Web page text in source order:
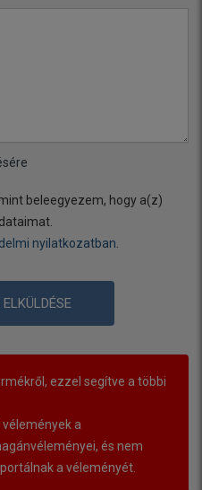
beleegyezem, hogy a(z)
nyilatkozatban
ezzel segítve a többi
a
és nem
a véleményét.